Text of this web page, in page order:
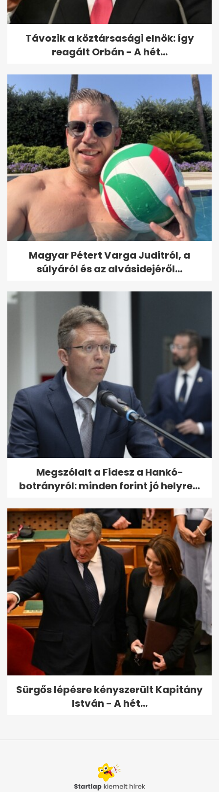
Távozik a köztársasági elnök: így
reagált Orbán - A hét...
Magyar Pétert Varga Juditról, a
súlyáról és az alvásidejéről...
Megszólalt a Fidesz a Hankó-
botrányról: minden forint jó helyre...
Sürgős lépésre kényszerült Kapitány
István - A hét...